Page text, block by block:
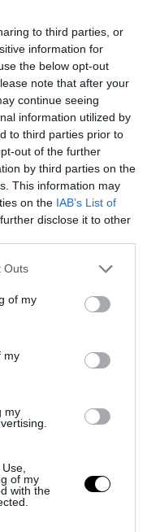
to third parties, or
information for
the below opt-out
note that after your
continue seeing
information utilized by
to third parties prior to
out of the further
by third parties on the
This information may
on the IAB’s List of
disclose it to other
one or more Google
You may click to
its third-party tags to
in below Google
Outs
of my
my
my
of my
with the
στον
εμβόλιο κατά
καλοκαιρινή
όλο το σώμα